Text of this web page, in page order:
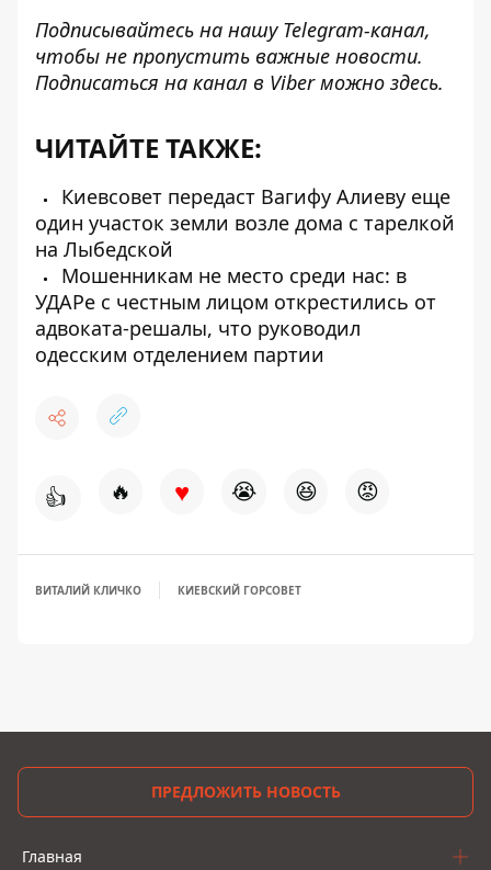
Подписывайтесь на нашу Telegram-канал,
чтобы не пропустить важные новости.
Подписаться на канал в Viber можно здесь.
ЧИТАЙТЕ ТАКЖЕ:
Киевсовет передаст Вагифу Алиеву еще
один участок земли возле дома с тарелкой
на Лыбедской
Мошенникам не место среди нас: в
УДАРе с честным лицом открестились от
адвоката-решалы, что руководил
одесским отделением партии
👍 🔥 ♥ 😭 😆 😡
ВИТАЛИЙ КЛИЧКО КИЕВСКИЙ ГОРСОВЕТ
ПРЕДЛОЖИТЬ НОВОСТЬ
Главная